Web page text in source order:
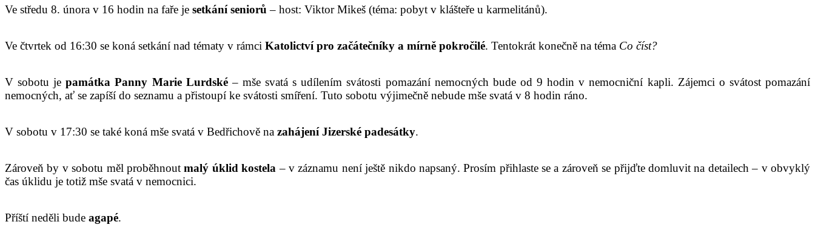
Ve středu 8. února v 16 hodin na faře je setkání seniorů – host: Viktor Mikeš (téma: pobyt v klášteře u karmelitánů).
Ve čtvrtek od 16:30 se koná setkání nad tématy v rámci Katolictví pro začátečníky a mírně pokročilé. Tentokrát konečně na téma Co číst?
V sobotu jepamátka Panny Marie Lurdské– mše svatá s udílením svátosti pomazání nemocných bude od 9 hodin v nemocniční kapli. Zájemci o svátost pomazání
nemocných, ať se zapíší do seznamu a přistoupí ke svátosti smíření. Tuto sobotu výjimečně nebude mše svatá v 8 hodin ráno.
V sobotu v 17:30 se také koná mše svatá v Bedřichově na zahájení Jizerské padesátky.
Zároveň by v sobotu měl proběhnoutmalý úklid kostela – v záznamu není ještě nikdo napsaný. Prosím přihlaste se a zároveň se přijďte domluvit na detailech – v obvyklý
čas úklidu je totiž mše svatá v nemocnici.
Příští neděli bude agapé.